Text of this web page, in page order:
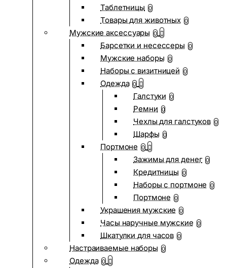
Таблетницы 0
Товары для животных 0
Мужские аксессуары 0
Барсетки и несессеры 0
Мужские наборы 0
Наборы с визитницей 0
Одежда 0
Галстуки 0
Ремни 0
Чехлы для галстуков 0
Шарфы 0
Портмоне 0
Зажимы для денег 0
Кредитницы 0
Наборы с портмоне 0
Портмоне 0
Украшения мужские 0
Часы наручные мужские 0
Шкатулки для часов 0
Настраиваемые наборы 0
Одежда 0